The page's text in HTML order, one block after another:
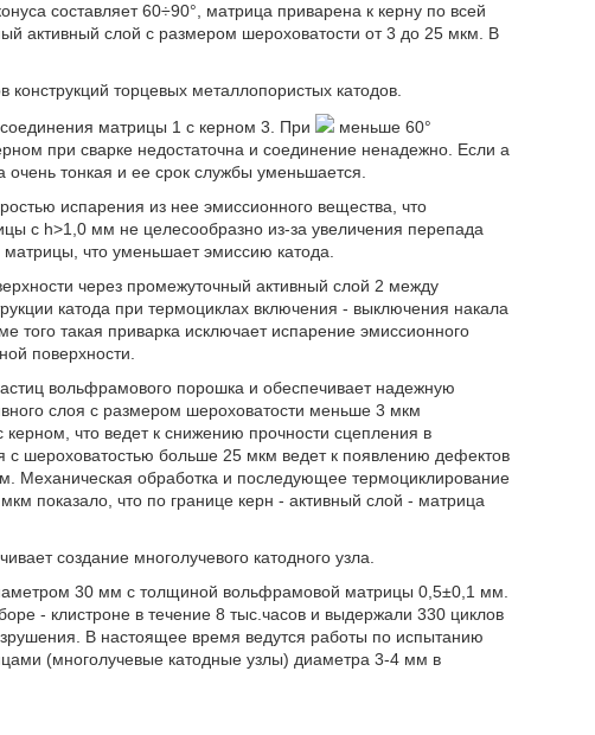
составляет 60÷90°, матрица приварена к керну по всей
активный слой с размером шероховатости от 3 до 25 мкм. В
торцевых металлопористых катодов.
матрицы 1 с керном 3. При
меньше 60°
при сварке недостаточна и соединение ненадежно. Если а
тонкая и ее срок службы уменьшается.
испарения из нее эмиссионного вещества, что
с h>1,0 мм не целесообразно из-за увеличения перепада
что уменьшает эмиссию катода.
через промежуточный активный слой 2 между
катода при термоциклах включения - выключения накала
того такая приварка исключает испарение эмиссионного
поверхности.
вольфрамового порошка и обеспечивает надежную
слоя с размером шероховатости меньше 3 мкм
что ведет к снижению прочности сцепления в
шероховатостью больше 25 мкм ведет к появлению дефектов
Механическая обработка и последующее термоциклирование
показало, что по границе керн - активный слой - матрица
создание многолучевого катодного узла.
30 мм с толщиной вольфрамовой матрицы 0,5±0,1 мм.
- клистроне в течение 8 тыс.часов и выдержали 330 циклов
В настоящее время ведутся работы по испытанию
(многолучевые катодные узлы) диаметра 3-4 мм в